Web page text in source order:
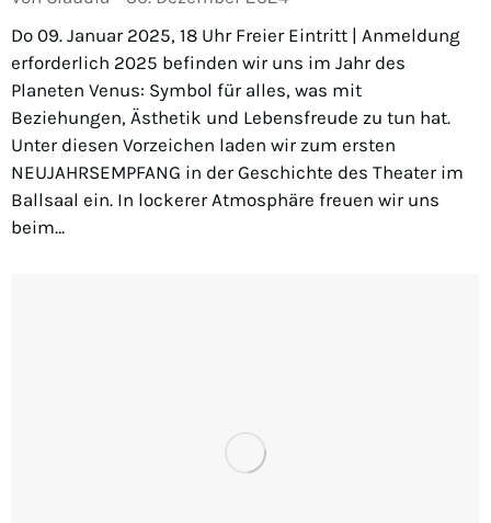
Do 09. Januar 2025, 18 Uhr Freier Eintritt | Anmeldung
erforderlich 2025 befinden wir uns im Jahr des
Planeten Venus: Symbol für alles, was mit
Beziehungen, Ästhetik und Lebensfreude zu tun hat.
Unter diesen Vorzeichen laden wir zum ersten
NEUJAHRSEMPFANG in der Geschichte des Theater im
Ballsaal ein. In lockerer Atmosphäre freuen wir uns
beim…